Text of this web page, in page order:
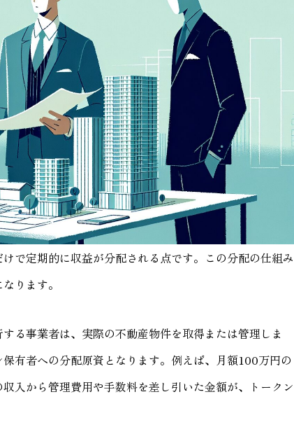
で定期的に収益が分配される点です。この分配の仕組み
ります。
る事業者は、実際の不動産物件を取得または管理しま
有者への分配原資となります。例えば、月額100万円の
入から管理費用や手数料を差し引いた金額が、トークン